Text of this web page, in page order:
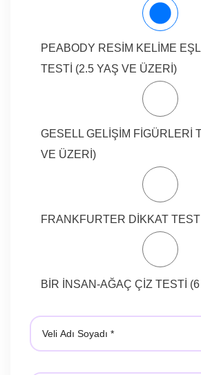
PEABODY RESİM KELİME
TESTİ (2.5 YAŞ VE ÜZERİ)
GESELL GELİŞİM FİGÜRLERİ
VE ÜZERİ)
FRANKFURTER DİKKAT
BİR İNSAN-AĞAÇ ÇİZ TESTİ